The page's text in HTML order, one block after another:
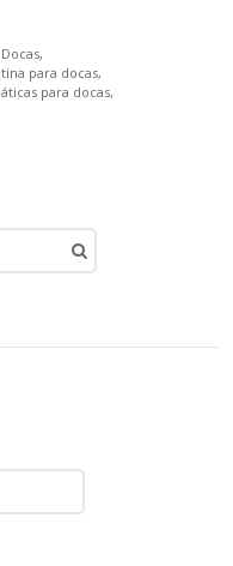
para docas
para docas